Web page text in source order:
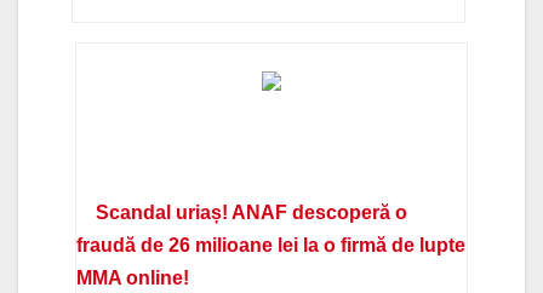
Scandal uriaș! ANAF descoperă o
fraudă de 26 milioane lei la o firmă de lupte
MMA online!